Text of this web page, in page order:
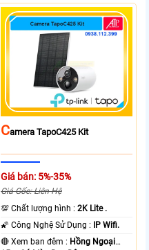
CAmera TapoC425 Kit
Giá bán: 5%-35%
Giá Gốc: Liên Hệ
💯 Chất lượng hình :2K Lite .
🌠 Công Nghệ Sử Dụng :
IP Wifi.
🔴 Xem ban đêm : Hồng Ngoại